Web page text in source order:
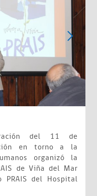
del 11 de
en torno a la
organizó la
de Viña del Mar
del Hospital